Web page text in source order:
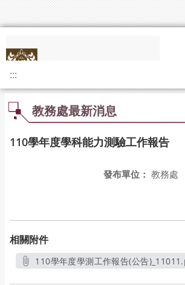
:::
教務處最新消息
110學年度學科能力測驗工作報告
發布單位： 教務處
相關附件
110學年度學測工作報告(公告